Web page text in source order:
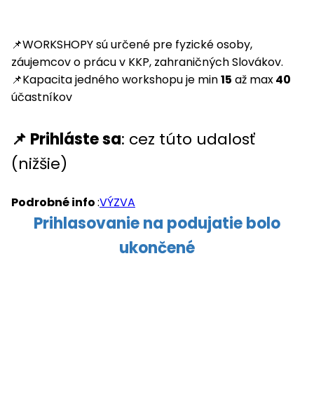
📌WORKSHOPY sú určené pre fyzické osoby,
záujemcov o prácu v KKP, zahraničných Slovákov.
📌Kapacita jedného workshopu je min15 až max40
účastníkov
📌 Prihláste sa: cez túto udalosť
(nižšie)
Podrobné info:VÝZVA
Prihlasovanie na podujatie bolo
ukončené